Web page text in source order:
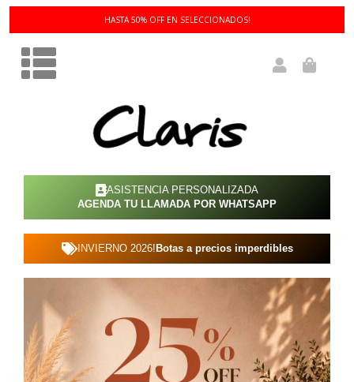
3 Y 6 CUOTAS SIN INTERÉS!
ASISTENCIA PERSONALIZADA
AGENDA TU LLAMADA POR WHATSAPP
INVIERNO 2026! Botas a precios imperdibles